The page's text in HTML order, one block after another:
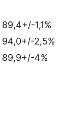
89,4+/-1,1%
94,0+/-2,5%
89,9+/-4%